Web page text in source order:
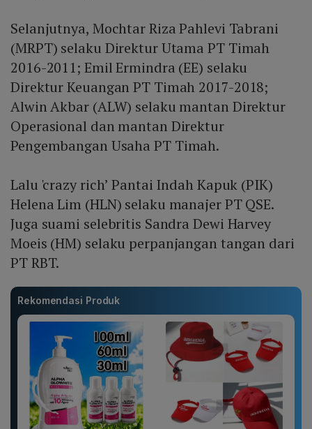
Selanjutnya, Mochtar Riza Pahlevi Tabrani
(MRPT) selaku Direktur Utama PT Timah
2016-2011; Emil Ermindra (EE) selaku
Direktur Keuangan PT Timah 2017-2018;
Alwin Akbar (ALW) selaku mantan Direktur
Operasional dan mantan Direktur
Pengembangan Usaha PT Timah.
Lalu 'crazy rich’ Pantai Indah Kapuk (PIK)
Helena Lim (HLN) selaku manajer PT QSE.
Juga suami selebritis Sandra Dewi Harvey
Moeis (HM) selaku perpanjangan tangan dari
PT RBT.
Rekomendasi Produk